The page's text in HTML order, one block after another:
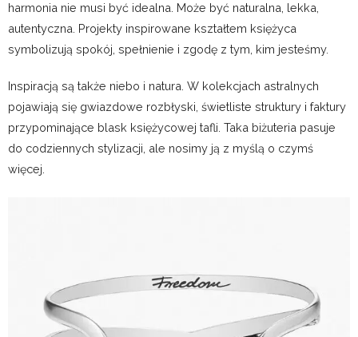
harmonia nie musi być idealna. Może być naturalna, lekka,
autentyczna. Projekty inspirowane kształtem księżyca
symbolizują spokój, spełnienie i zgodę z tym, kim jesteśmy.
Inspiracją są także niebo i natura. W kolekcjach astralnych
pojawiają się gwiazdowe rozbłyski, świetliste struktury i faktury
przypominające blask księżycowej tafli. Taka biżuteria pasuje
do codziennych stylizacji, ale nosimy ją z myślą o czymś
więcej.